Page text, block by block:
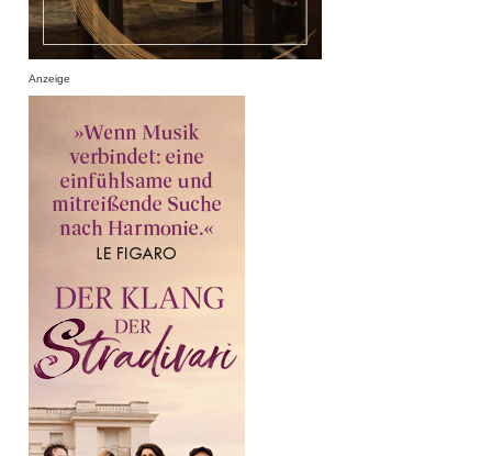
Anzeige